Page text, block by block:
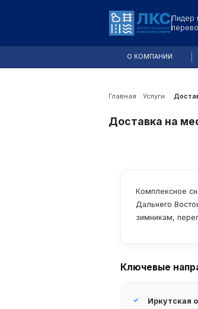
Лидер
О КОМПАНИИ
Главная · Услуги ·
Доставка на
Комплексное
Дальнего
зимникам,
Ключевые
✓ Иркутская